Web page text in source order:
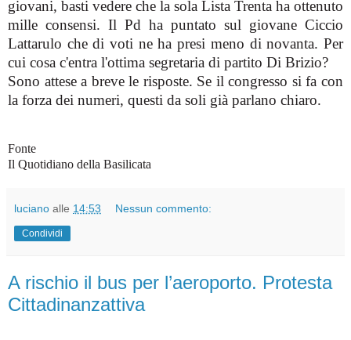
giovani, basti vedere che la sola Lista Trenta ha ottenuto
mille consensi. Il Pd ha puntato sul giovane Ciccio
Lattarulo che di voti ne ha presi meno di novanta. Per
cui cosa c'entra l'ottima segretaria di partito Di Brizio?
Sono attese a breve le risposte. Se il congresso si fa con
la forza dei numeri, questi da soli già parlano chiaro.
Fonte
Il Quotidiano della Basilicata
luciano alle 14:53 Nessun commento:
Condividi
A rischio il bus per l’aeroporto. Protesta
Cittadinanzattiva